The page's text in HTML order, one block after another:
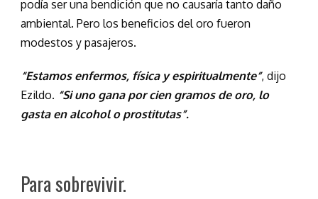
podía ser una bendición que no causaría tanto daño
ambiental. Pero los beneficios del oro fueron
modestos y pasajeros.
“Estamos enfermos, física y espiritualmente”, dijo
Ezildo. “Si uno gana por cien gramos de oro, lo
gasta en alcohol o prostitutas”.
Para sobrevivir.